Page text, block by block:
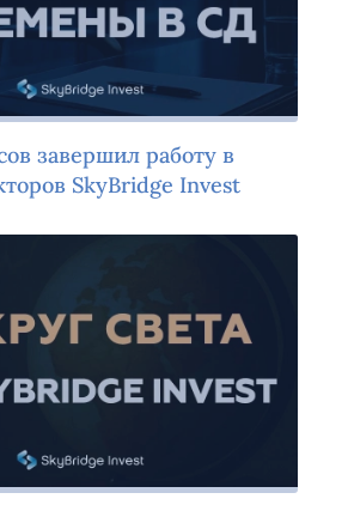
завершил работу в
SkyBridge Invest